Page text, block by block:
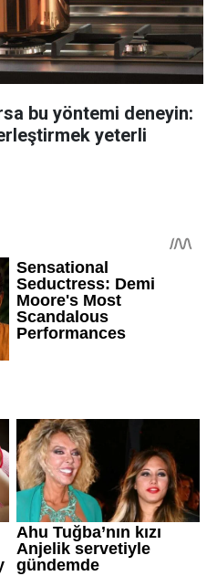
bu yöntemi deneyin:
yeterli